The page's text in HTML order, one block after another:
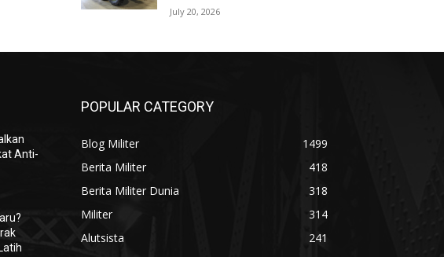
July 20, 2026
Anti-
POPULAR CATEGORY
Blog Militer
1499
Berita Militer
418
Berita Militer Dunia
318
Militer
314
Alutsista
241